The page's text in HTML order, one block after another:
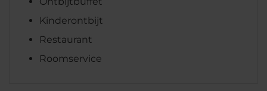
Kinderontbijt
Restaurant
Roomservice